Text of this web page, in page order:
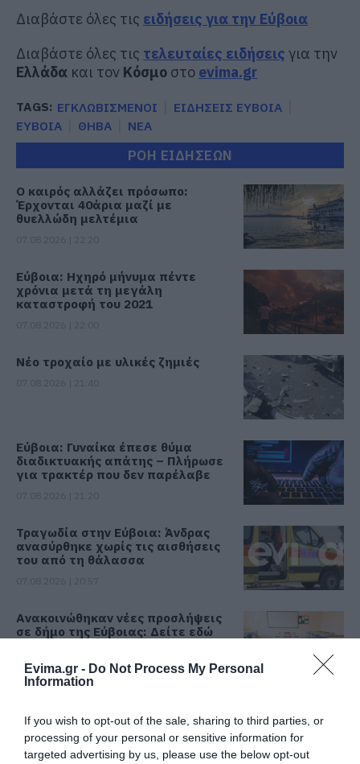
Evima.gr - Do Not Process My Personal
Information
If you wish to opt-out of the sale, sharing to third parties, or
processing of your personal or sensitive information for
targeted advertising by us, please use the below opt-out
Διαβάστε όλες τις ειδήσεις για την Εύβοια
Διαβάστε όλες τις τελευταίες ειδήσεις για την
Ελλάδα και τον Κόσμο στο evima.gr
TAGS: ΕΓΚΛΩΒΙΣΜΕΝΟΙ
ΕΙΔΗΣΕΙΣ ΕΥΒΟΙΑ
ΕΥΒΟΙΑ
ΘΗΒΑ ΝΕΑ
ΡΟΗ ΕΙΔΗΣΕΩΝ
Ο καιρός αλλάζει πρόσωπο:
Έρχονται 40άρια μαζί με
θυελλώδη μελτέμια
Εύβοια: Ηχηρό μήνυμα πέντε
χρόνια μετά τη μεγάλη
καταστροφή του 2021
Νέο τροχαίο με υλικές ζημιές
Εύβοια: Γυναίκα έπεσε θύμα
διαδικτυακής απάτης – Πλήρωσε
για τρακτέρ που δεν παρέλαβε
Τραγωδία στην Εύβοια: Άνδρας
ανασύρθηκε χωρίς τις αισθήσεις
του από τη θάλασσα
Ανακοινώθηκαν νέες προσλήψεις
σε δήμο της Εύβοιας: Δείτε εδώ
διπλάσια σύνταξη τον Αύγουστο
07.08.2026 | 20:20
ΠΕΡΙΣΣΟΤΕΡΑ ΑΠΟ ΚΟΙΝΩΝΙΑ